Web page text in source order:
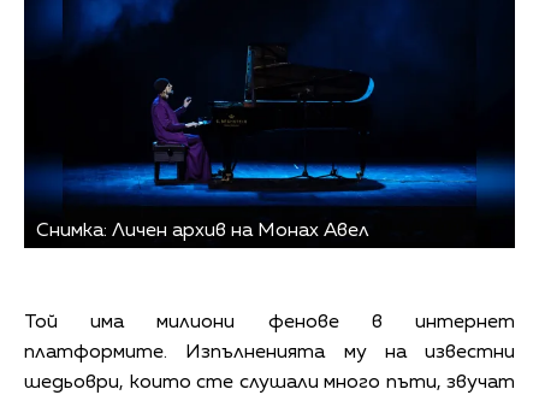
Снимка: Личен архив на Монах Авел
Той има милиони фенове в интернет
платформите. Изпълненията му на известни
шедьоври, които сте слушали много пъти, звучат